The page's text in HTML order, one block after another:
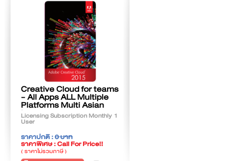
Creative Cloud for teams
- All Apps ALL Multiple
Platforms Multi Asian
Languages
Licensing Subscription Monthly 1
User
ราคาปกติ :0 บาท
ราคาพิเศษ : Call For Price!!
( ราคาไม่รวมภาษี )